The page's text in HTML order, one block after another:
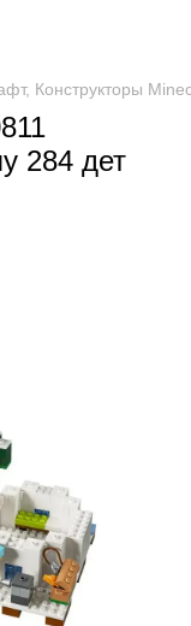
Конструкторы
284 дет